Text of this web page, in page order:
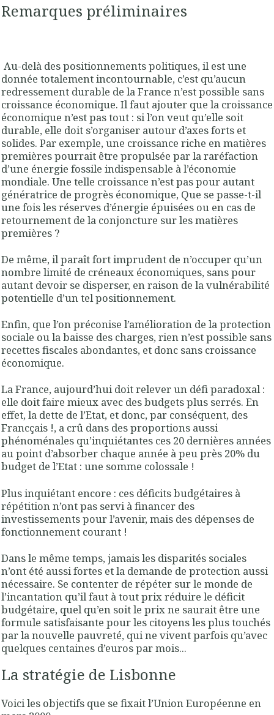
Remarques préliminaires
Au-delà des positionnements politiques, il est une
donnée totalement incontournable, c’est qu’aucun
redressement durable de la France n’est possible sans
croissance économique. Il faut ajouter que la croissance
économique n’est pas tout : si l’on veut qu’elle soit
durable, elle doit s’organiser autour d’axes forts et
solides. Par exemple, une croissance riche en matières
premières pourrait être propulsée par la raréfaction
d’une énergie fossile indispensable à l’économie
mondiale. Une telle croissance n’est pas pour autant
génératrice de progrès économique, Que se passe-t-il
une fois les réserves d’énergie épuisées ou en cas de
retournement de la conjoncture sur les matières
premières ?
De même, il paraît fort imprudent de n’occuper qu’un
nombre limité de créneaux économiques, sans pour
autant devoir se disperser, en raison de la vulnérabilité
potentielle d’un tel positionnement.
Enfin, que l’on préconise l’amélioration de la protection
sociale ou la baisse des charges, rien n’est possible sans
recettes fiscales abondantes, et donc sans croissance
économique.
La France, aujourd’hui doit relever un défi paradoxal :
elle doit faire mieux avec des budgets plus serrés. En
effet, la dette de l’Etat, et donc, par conséquent, des
Francçais !, a crû dans des proportions aussi
phénoménales qu’inquiétantes ces 20 dernières années
au point d’absorber chaque année à peu près 20% du
budget de l’Etat : une somme colossale !
Plus inquiétant encore : ces déficits budgétaires à
répétition n’ont pas servi à financer des
investissements pour l’avenir, mais des dépenses de
fonctionnement courant !
Dans le même temps, jamais les disparités sociales
n’ont été aussi fortes et la demande de protection aussi
nécessaire. Se contenter de répéter sur le monde de
l’incantation qu’il faut à tout prix réduire le déficit
budgétaire, quel qu’en soit le prix ne saurait être une
formule satisfaisante pour les citoyens les plus touchés
par la nouvelle pauvreté, qui ne vivent parfois qu’avec
quelques centaines d’euros par mois...
La stratégie de Lisbonne
Voici les objectifs que se fixait l’Union Européenne en